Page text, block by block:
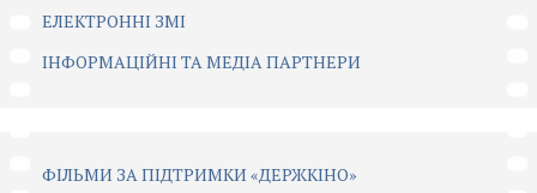
ЕЛЕКТРОННІ ЗМІ
ІНФОРМАЦІЙНІ ТА МЕДІА ПАРТНЕРИ
ФІЛЬМИ ЗА ПІДТРИМКИ «ДЕРЖКІНО»